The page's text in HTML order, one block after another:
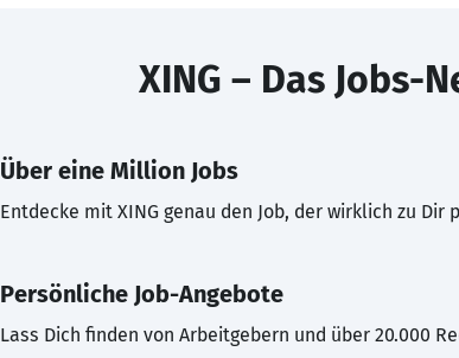
XING – Das Jobs-
Über eine Million Jobs
Entdecke mit XING genau den Job, der wirklich zu Dir
Persönliche Job-Angebote
Lass Dich finden von Arbeitgebern und über 20.000